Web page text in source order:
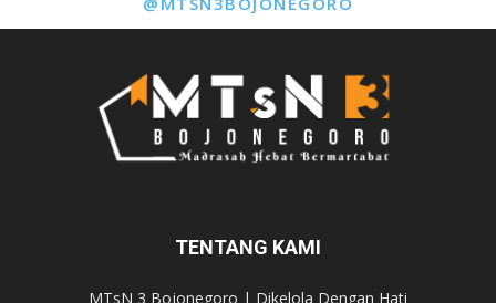
TENTANG KAMI
MTsN 3 Bojonegoro | Dikelola Dengan Hati